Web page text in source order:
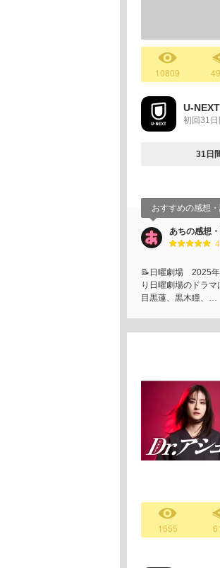
10809
U-NEXT
初回31
31日
おすすめの感想
あちの感想
📝日曜劇場 2025
り日曜劇場のドラマ
目黒蓮、黒木瞳、…
1555